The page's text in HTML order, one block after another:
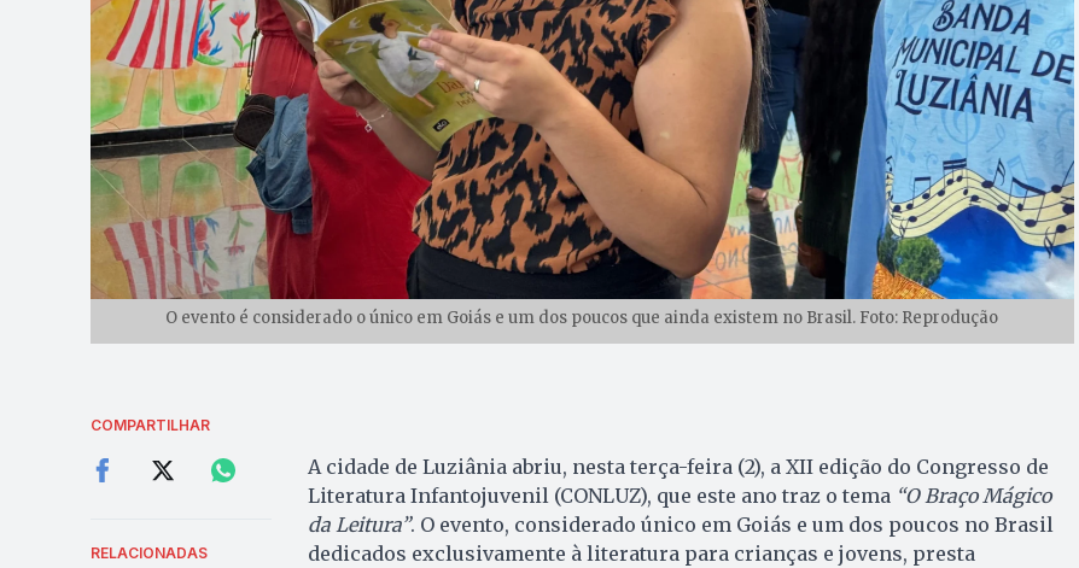
O evento é considerado o único em Goiás e um dos poucos que ainda existem no Brasil. Foto: Reprodução
COMPARTILHAR
RELACIONADAS
A cidade de Luziânia abriu, nesta terça-feira (2), a XII edição do Congresso de
Literatura Infantojuvenil (CONLUZ), que este ano traz o tema “O Braço Mágico
da Leitura”. O evento, considerado único em Goiás e um dos poucos no Brasil
dedicados exclusivamente à literatura para crianças e jovens, presta